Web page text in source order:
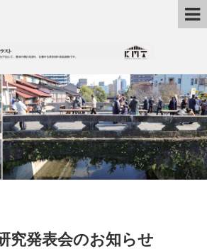
究発表会のお知らせ